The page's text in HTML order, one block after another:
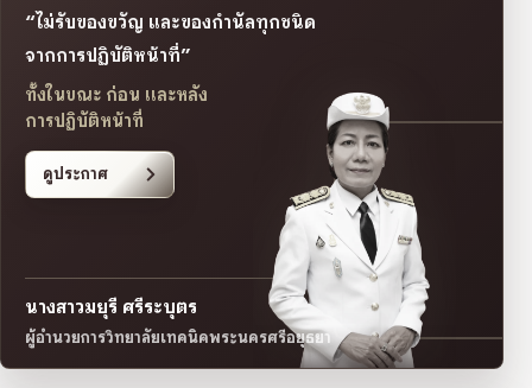
“ไม่รับของขวัญ และของกำนัลทุกชนิด
จากการปฏิบัติหน้าที่”
ทั้งในขณะ ก่อน และหลัง
การปฏิบัติหน้าที่
ดูประกาศ
นางสาวมยุรี ศรีระบุตร
ผู้อำนวยการวิทยาลัยเทคนิคพระนครศรีอยุธยา